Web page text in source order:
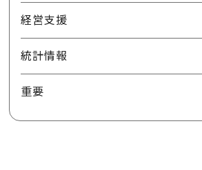
経営支援
統計情報
重要